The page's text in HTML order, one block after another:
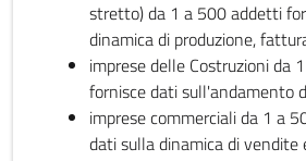
stretto) da 1 a 500 addetti
dinamica di produzione,
imprese delle Costruzioni da
fornisce dati sull'andamento
imprese commerciali da 1 a
dati sulla dinamica di vendite